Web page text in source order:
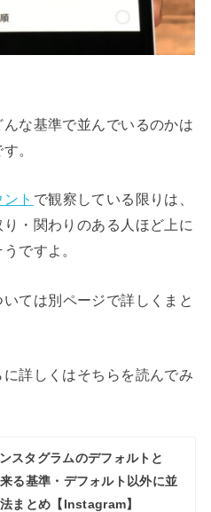
な基準で並んでいるのかは
。
ト で観察している限りは、
・関わりのある人ほど上に
ですよ。
いては別ページで詳しくまと
に詳しくはそちらを読んでみ
スタグラムのデフォルトと
る基準・デフォルト以外に並
まとめ【Instagram】